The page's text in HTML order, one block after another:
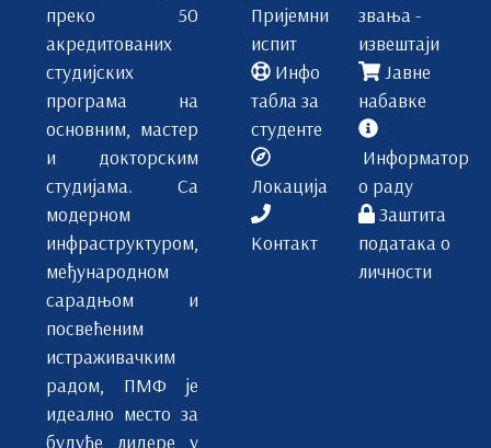
преко 50
акредитованих
студијских
програма на
основним, мастер
и докторским
студијама. Са
модерном
инфраструктуром,
међународном
сарадњом и
посвећеним
истраживачким
радом, ПМФ је
идеално место за
будуће лидере у
Пријемни
испит
Инфо
табла за
студенте
Локација
Контакт
звања -
извештаји
Јавне
набавке
Информатор
о раду
Заштита
података о
личности